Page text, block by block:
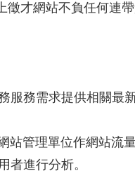
才網站不負任何連
服務需求提供相關最
站管理單位作網站流
者進行分析。